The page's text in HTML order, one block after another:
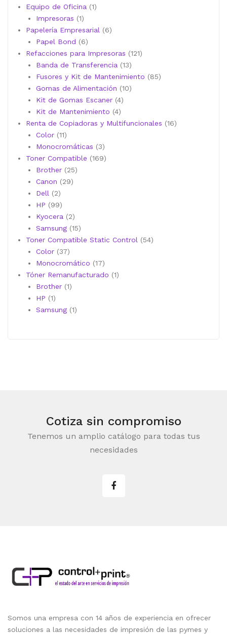
producto
Equipo de Oficina 11
Impresoras 11
producto
Papelería Empresarial 66
Papel Bond 66
productos
Refacciones para Impresoras 121121
Banda de Transferencia 1313
productos
Fusores y Kit de Mantenimiento 8585
Gomas de Alimentación 1010
Kit de Gomas Escaner 44
Kit de Mantenimiento 44
productos
Renta de Copiadoras y Multifuncionales 1616
Color 1111
productos
Monocromáticas 33
productos
Toner Compatible 169169
Brother 2525
Canon 2929
Dell 22
productos
HP 9999
productos
Kyocera 22
productos
Samsung 1515
productos
Toner Compatible Static Control 5454
Color 3737
productos
Monocromático 1717
productos
Tóner Remanufacturado 11
Brother 11
HP 11
producto
Samsung 11
Cotiza sin compromiso
Tenemos un amplio catálogo para todas tus
necesidades
Somos una empresa con 14 años de experiencia en ofrecer
soluciones a las necesidades de impresión de las pymes y